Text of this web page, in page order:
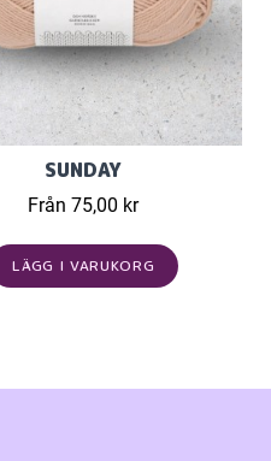
SUNDAY
Från 75,00 kr
LÄGG I VARUKORG